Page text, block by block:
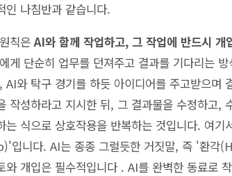
인 나침반과 같습니다.
칙은AI와 함께 작업하고, 그 작업에 반드
게 단순히 업무를 던져주고 결과를 기다리는
AI와 탁구 경기를 하듯 아이디어를 주고받으며
작성하라고 지시한 뒤, 그 결과물을 수정하고,
는 식으로 상호작용을 반복하는 것입니다. 여
입니다. AI는 종종 그럴듯한 거짓말, 즉 '환
와 개입은 필수적입니다 . AI를 완벽한 동료로